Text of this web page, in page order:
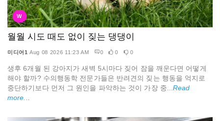
W
월월 시도 때도 없이 짖는 댕댕이
미디어1 Aug 08 2026 11:23 AM 0 0 0
생후 6개월 된 강아지가 새벽 5시마다 짖어 잠을 깨운다면 어떻게
해야 할까? 수의행동학 전문가들은 반려견의 짖는 행동을 억지로
중단하기보다 먼저 그 원인을 파악하는 것이 가장 중...Read
more...